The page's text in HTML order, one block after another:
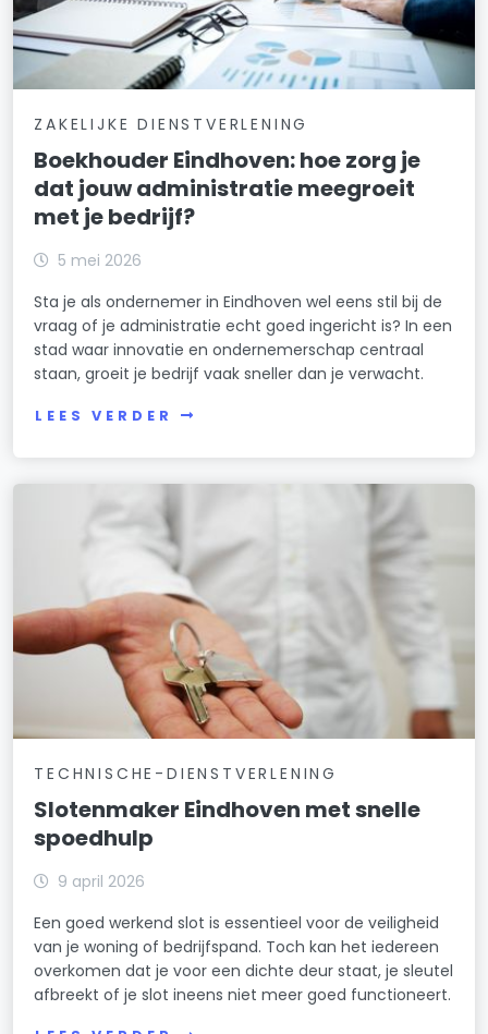
ZAKELIJKE DIENSTVERLENING
Boekhouder Eindhoven: hoe zorg je
dat jouw administratie meegroeit
met je bedrijf?
5 mei 2026
Sta je als ondernemer in Eindhoven wel eens stil bij de
vraag of je administratie echt goed ingericht is? In een
stad waar innovatie en ondernemerschap centraal
staan, groeit je bedrijf vaak sneller dan je verwacht.
LEES VERDER
TECHNISCHE-DIENSTVERLENING
Slotenmaker Eindhoven met snelle
spoedhulp
9 april 2026
Een goed werkend slot is essentieel voor de veiligheid
van je woning of bedrijfspand. Toch kan het iedereen
overkomen dat je voor een dichte deur staat, je sleutel
afbreekt of je slot ineens niet meer goed functioneert.